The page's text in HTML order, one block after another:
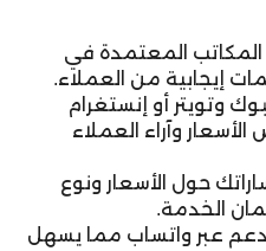
المكاتب المعتمدة في
إيجابية من العملاء.
وتويتر أو إنستغرام
وآراء العملاء
حول الأسعار ونوع
الخدمة.
عبر واتساب مما يسهل